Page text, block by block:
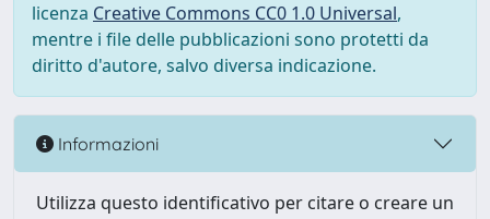
licenza Creative Commons CC0 1.0 Universal,
mentre i file delle pubblicazioni sono protetti da
diritto d'autore, salvo diversa indicazione.
Informazioni
Utilizza questo identificativo per citare o creare un